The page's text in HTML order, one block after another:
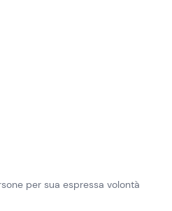
per sua espressa volontà